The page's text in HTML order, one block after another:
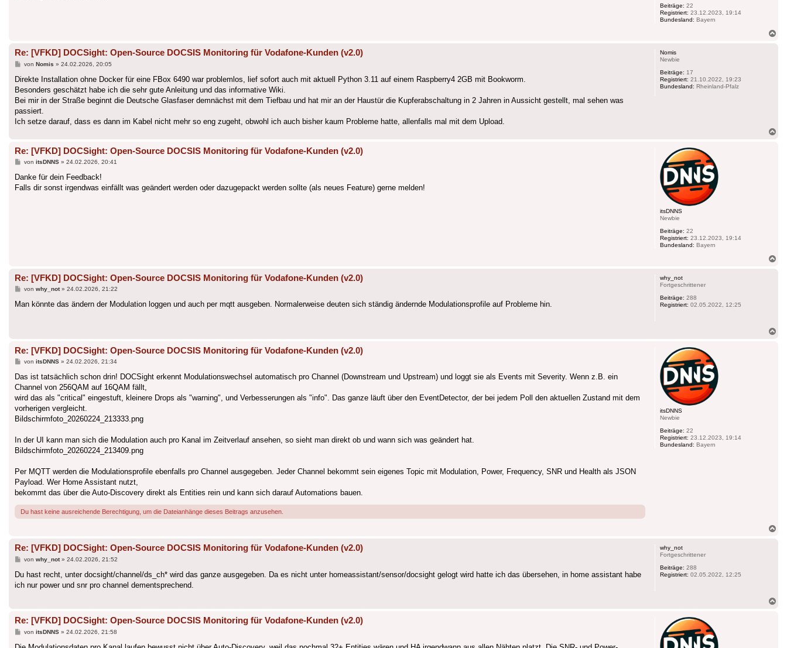
Beiträge: 22
Registriert: 23.12.2023, 19:14
Bundesland: Bayern
Nomis
Newbie
Beiträge: 17
Registriert: 21.10.2022, 19:23
Bundesland: Rheinland-Pfalz
Re: [VFKD] DOCSight: Open-Source DOCSIS Monitoring für Vodafone-Kunden (v2.0)
Beitrag
von Nomis » 24.02.2026, 20:05
Direkte Installation ohne Docker für eine FBox 6490 war problemlos, lief sofort auch mit aktuell Python 3.11 auf einem Raspberry4 2GB mit Bookworm.
Besonders geschätzt habe ich die sehr gute Anleitung und das informative Wiki.
Bei mir in der Straße beginnt die Deutsche Glasfaser demnächst mit dem Tiefbau und hat mir an der Haustür die Kupferabschaltung in 2 Jahren in Aussicht gestellt, mal sehen was
passiert.
Ich setze darauf, dass es dann im Kabel nicht mehr so eng zugeht, obwohl ich auch bisher kaum Probleme hatte, allenfalls mal mit dem Upload.
itsDNNS
Newbie
Beiträge: 22
Registriert: 23.12.2023, 19:14
Bundesland: Bayern
Re: [VFKD] DOCSight: Open-Source DOCSIS Monitoring für Vodafone-Kunden (v2.0)
Beitrag
von itsDNNS» 24.02.2026, 20:41
Danke für dein Feedback!
Falls dir sonst irgendwas einfällt was geändert werden oder dazugepackt werden sollte (als neues Feature) gerne melden!
why_not
Fortgeschrittener
Beiträge: 288
Registriert: 02.05.2022, 12:25
Re: [VFKD] DOCSight: Open-Source DOCSIS Monitoring für Vodafone-Kunden (v2.0)
Beitrag
von why_not» 24.02.2026, 21:22
Man könnte das ändern der Modulation loggen und auch per mqtt ausgeben. Normalerweise deuten sich ständig ändernde Modulationsprofile auf Probleme hin.
itsDNNS
Newbie
Beiträge: 22
Registriert: 23.12.2023, 19:14
Bundesland: Bayern
Re: [VFKD] DOCSight: Open-Source DOCSIS Monitoring für Vodafone-Kunden (v2.0)
Beitrag
von itsDNNS» 24.02.2026, 21:34
Das ist tatsächlich schon drin! DOCSight erkennt Modulationswechsel automatisch pro Channel (Downstream und Upstream) und loggt sie als Events mit Severity. Wenn z.B. ein
Channel von 256QAM auf 16QAM fällt,
wird das als "critical" eingestuft, kleinere Drops als "warning", und Verbesserungen als "info". Das ganze läuft über den EventDetector, der bei jedem Poll den aktuellen Zustand mit dem
vorherigen vergleicht.
Bildschirmfoto_20260224_213333.png
In der UI kann man sich die Modulation auch pro Kanal im Zeitverlauf ansehen, so sieht man direkt ob und wann sich was geändert hat.
Bildschirmfoto_20260224_213409.png
Per MQTT werden die Modulationsprofile ebenfalls pro Channel ausgegeben. Jeder Channel bekommt sein eigenes Topic mit Modulation, Power, Frequency, SNR und Health als JSON
Payload. Wer Home Assistant nutzt,
bekommt das über die Auto-Discovery direkt als Entities rein und kann sich darauf Automations bauen.
Du hast keine ausreichende Berechtigung, um die Dateianhänge dieses Beitrags anzusehen.
why_not
Fortgeschrittener
Beiträge: 288
Registriert: 02.05.2022, 12:25
Re: [VFKD] DOCSight: Open-Source DOCSIS Monitoring für Vodafone-Kunden (v2.0)
Beitrag
von why_not» 24.02.2026, 21:52
Du hast recht, unter docsight/channel/ds_ch* wird das ganze ausgegeben. Da es nicht unter homeassistant/sensor/docsight gelogt wird hatte ich das übersehen, in home assistant habe
ich nur power und snr pro channel dementsprechend.
Re: [VFKD] DOCSight: Open-Source DOCSIS Monitoring für Vodafone-Kunden (v2.0)
Beitrag
von itsDNNS» 24.02.2026, 21:58